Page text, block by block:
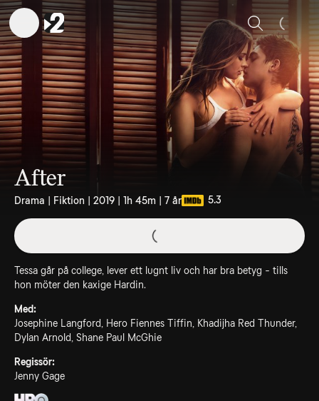
Sök
After
Drama | Fiktion | 2019 | 1h 45m | 7 år 5.3
Tessa går på college, lever ett lugnt liv och har bra betyg - tills
hon möter den kaxige Hardin.
Med:
Josephine Langford, Hero Fiennes Tiffin, Khadijha Red Thunder,
Dylan Arnold, Shane Paul McGhie
Regissör:
Jenny Gage